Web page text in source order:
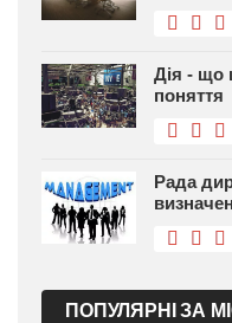
Дія - що
поняття
Рада
ПОПУЛЯРНІ ЗА